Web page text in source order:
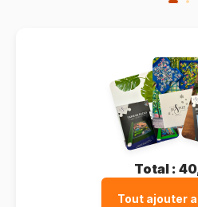
Total :
Tout ajouter